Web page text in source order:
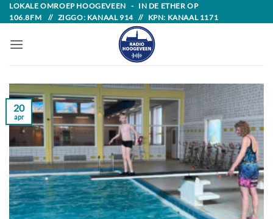
Skip
to
content
LOKALE OMROEP HOOGEVEEN - IN DE ETHER OP
106.8FM // ZIGGO: KANAAL 914 // KPN: KANAAL 1171
20
apr